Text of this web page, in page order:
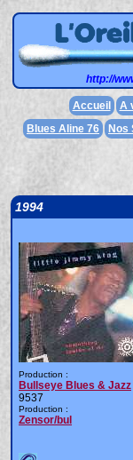
http://
Accueil A
Blues Aline 76
Nos
1994
Production :
Bullseye Blues & Jazz
9537
Production :
Zensor/bul